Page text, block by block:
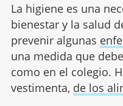
La higiene es una
bienestar y la salud
prevenir algunas
una medida que
como en el colegio.
vestimenta, de los